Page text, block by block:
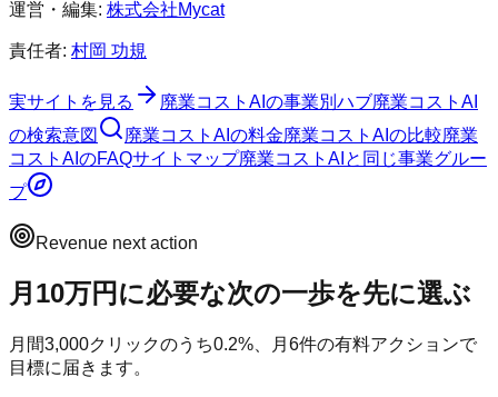
運営・編集: 株式会社Mycat
責任者: 村岡 功規
実サイトを見る 廃業コストAI の事業別ハブ廃業コストAI
の検索意図
廃業コストAI の料金廃業コストAI の比較廃業
コストAI のFAQサイトマップ廃業コストAI と同じ事業グルー
プ
Revenue next action
月10万円に必要な次の一歩を先に選ぶ
月間3,000クリックのうち0.2%、月 6件の有料アクションで
目標に届きます。